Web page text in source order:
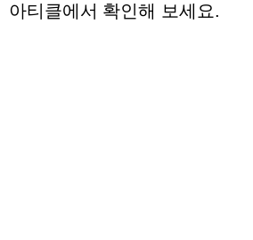
아티클에서 확인해 보세요.